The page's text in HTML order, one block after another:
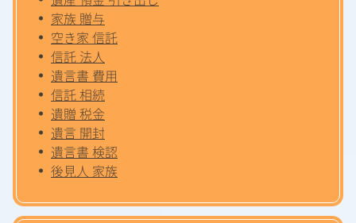
家族 贈与
空き家 信託
信託 法人
遺言書 費用
信託 相続
遺贈 税金
遺言 開封
遺言書 検認
後見人 家族